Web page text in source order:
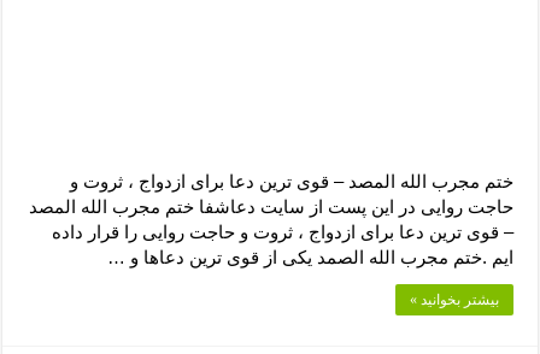
ختم مجرب الله المصد – قوی ترین دعا برای ازدواج ، ثروت و
حاجت روایی در این پست از سایت دعاشفا ختم مجرب الله المصد
– قوی ترین دعا برای ازدواج ، ثروت و حاجت روایی را قرار داده
ایم .ختم مجرب الله الصمد یکی از قوی ترین دعاها و …
بیشتر بخوانید »